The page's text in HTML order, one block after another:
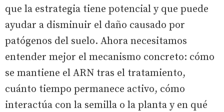
que la estrategia tiene potencial y que puede
ayudar a disminuir el daño causado por
patógenos del suelo. Ahora necesitamos
entender mejor el mecanismo concreto: cómo
se mantiene el ARN tras el tratamiento,
cuánto tiempo permanece activo, cómo
interactúa con la semilla o la planta y en qué